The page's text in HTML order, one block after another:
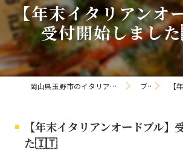
【年末イタリアンオ
受付開始しまし
岡山県玉野市のイタリアンならLa Cucina Italiana Legare ブログ 【年
【年末イタリアンオードブル】
た🇮🇹⠀